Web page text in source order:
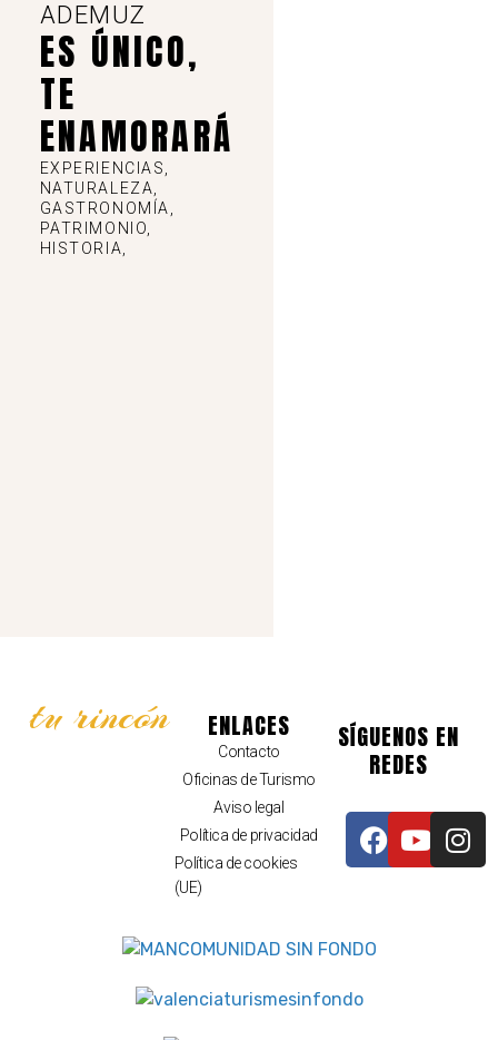
ADEMUZ
ES ÚNICO,
TE
ENAMORARÁ
EXPERIENCIAS,
NATURALEZA,
GASTRONOMÍA,
PATRIMONIO,
HISTORIA,
tu rincón ENLACES
Contacto
Oficinas de Turismo
Aviso legal
Política de privacidad
Política de cookies
(UE)
SÍGUENOS EN
REDES